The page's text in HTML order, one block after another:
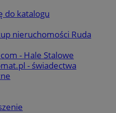
do katalogu
nieruchomości Ruda
- Hale Stalowe
- świadectwa